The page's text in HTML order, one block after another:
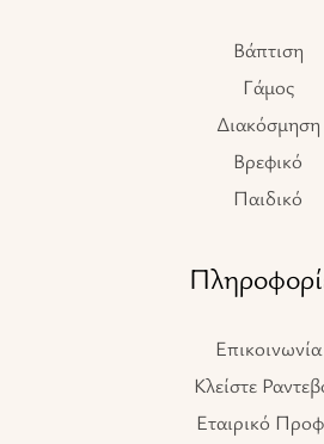
Βάπτιση
Γάμος
Διακόσμηση
Βρεφικό
Παιδικό
Επικοινωνία
Κλείστε
Εταιρικό